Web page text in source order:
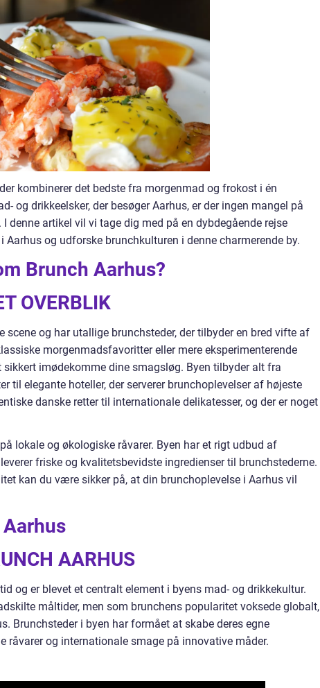
kombinerer det bedste fra morgenmad og frokost i én
og drikkeelsker, der besøger Aarhus, er der ingen mangel på
denne artikel vil vi tage dig med på en dybdegående rejse
Aarhus og udforske brunchkulturen i denne charmerende by.
Brunch Aarhus?
OVERBLIK
og har utallige brunchsteder, der tilbyder en bred vifte af
morgenmadsfavoritter eller mere eksperimenterende
sikkert imødekomme dine smagsløg. Byen tilbyder alt fra
til elegante hoteller, der serverer brunchoplevelser af højeste
danske retter til internationale delikatesser, og der er noget
lokale og økologiske råvarer. Byen har et rigt udbud af
friske og kvalitetsbevidste ingredienser til brunchstederne.
kan du være sikker på, at din brunchoplevelse i Aarhus vil
AARHUS
og er blevet et centralt element i byens mad- og drikkekultur.
måltider, men som brunchens popularitet voksede globalt,
Brunchsteder i byen har formået at skabe deres egne
råvarer og internationale smage på innovative måder.